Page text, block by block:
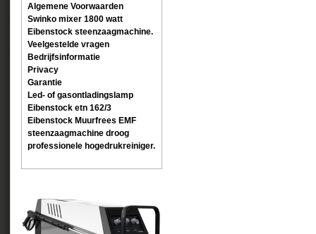
Algemene Voorwaarden
Swinko mixer 1800 watt
Eibenstock steenzaagmachine.
Veelgestelde vragen
Bedrijfsinformatie
Privacy
Garantie
Led- of gasontladingslamp
Eibenstock etn 162/3
Eibenstock Muurfrees EMF
steenzaagmachine droog
professionele hogedrukreiniger.